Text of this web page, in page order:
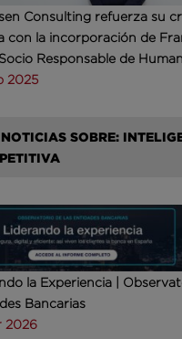
Consulting refuerza su
con la incorporación de
Responsable de
2025
SOBRE:
la Experiencia |
Bancarias
2026